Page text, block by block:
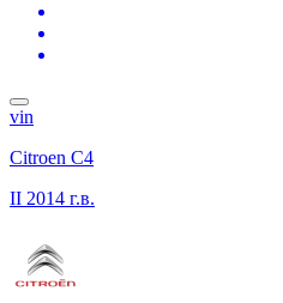
vin
Citroen C4
II 2014 г.в.